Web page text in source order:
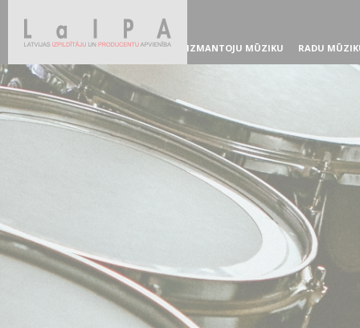
IZMANTOJU MŪZIKU RADU